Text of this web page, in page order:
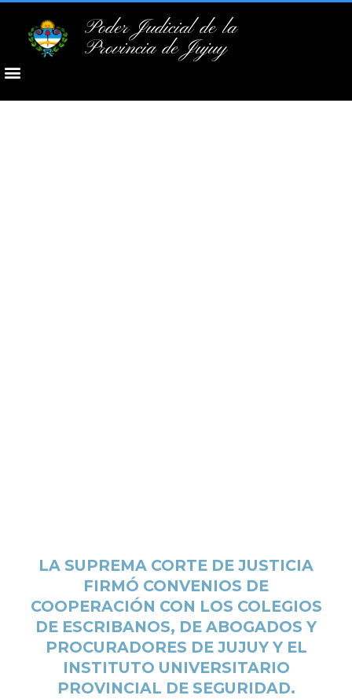
Poder Judicial de la
Provincia de Jujuy
LA SUPREMA CORTE DE JUSTICIA
FIRMÓ CONVENIOS DE
COOPERACIÓN CON LOS COLEGIOS
DE ESCRIBANOS, DE ABOGADOS Y
PROCURADORES DE JUJUY Y EL
INSTITUTO UNIVERSITARIO
PROVINCIAL DE SEGURIDAD.